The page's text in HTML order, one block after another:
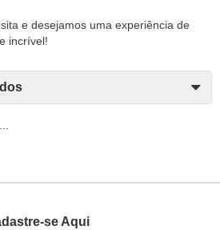
e desejamos uma experiência de
incrível!
se Aqui